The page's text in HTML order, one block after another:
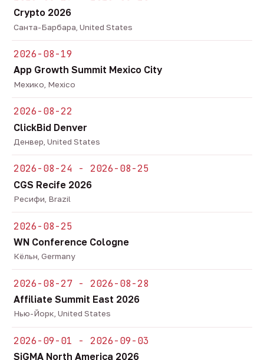
Crypto 2026
Санта-Барбара, United States
2026-08-19
App Growth Summit Mexico City
Мехико, Mexico
2026-08-22
ClickBid Denver
Денвер, United States
2026-08-24 - 2026-08-25
CGS Recife 2026
Ресифи, Brazil
2026-08-25
WN Conference Cologne
Кёльн, Germany
2026-08-27 - 2026-08-28
Affiliate Summit East 2026
Нью-Йорк, United States
2026-09-01 - 2026-09-03
SiGMA North America 2026